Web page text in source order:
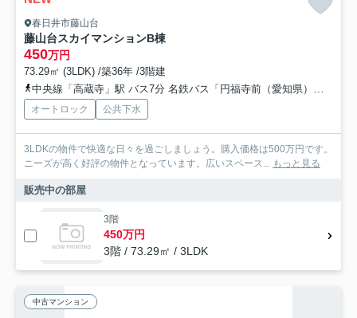
春日井市藤山台
藤山台スカイマンションB棟
450万円
73.29㎡ (3LDK) /築36年 /3階建
中央線「高蔵寺」駅 バス7分 名鉄バス「円福寺前（愛知県）」 停歩3分
オートロック 公共下水
3LDKの物件で快適な日々を過ごしましょう。購入価格は500万円です。
ニーズが高く好評の物件となっています。広いスペース... もっと見る
販売中の部屋
3階
450万円
3階 / 73.29㎡ / 3LDK
中古マンション